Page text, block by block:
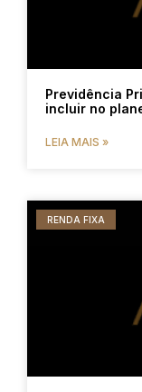
Previdência
incluir no
LEIA MAIS »
RENDA FIXA